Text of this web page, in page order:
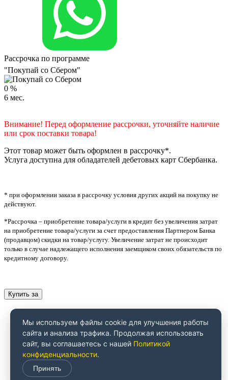
Рассрочка по программе
"Покупай со Сбером"
0 %
6 мес.
Внимание! Перед оформление рассрочки, уточняйте наличие
или срок поставки товара!
Этот товар может быть оформлен в рассрочку*.
Услуга доступна для обладателей дебетовых карт Сбербанка.
* при оформлении заказа в рассрочку условия других акций на покупку не
действуют.
*Рассрочка – приобретение товара/услуги в кредит без увеличения затрат
на приобретение товара/услуги за счет предоставления Партнером Банка
(продавцом) скидки на товар/услугу. Увеличение затрат не происходит
только в случае надлежащего исполнения заемщиком своих обязательств по
кредитному договору.
Купить за
Мы используем файлы cookie для улучшения работы
сайта и анализа трафика. Продолжая использовать
сайт, вы соглашаетесь с нашей Политикой
конфиденциальности.
Принять